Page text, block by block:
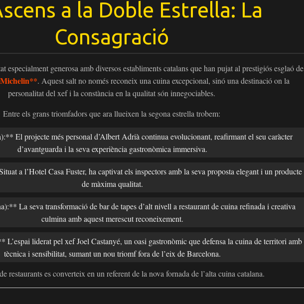
a la Doble Estrella: La
Consagració
especialment generosa amb diversos establiments catalans que han pujat al prestigiós esglaó de
. Aquest salt no només reconeix una cuina excepcional, sinó una destinació on la
personalitat del xef i la constància en la qualitat són innegociables.
Entre els grans triomfadors que ara llueixen la segona estrella trobem:
El projecte més personal d’Albert Adrià continua evolucionant, reafirmant el seu caràcter
d’avantguarda i la seva experiència gastronòmica immersiva.
a l’Hotel Casa Fuster, ha captivat els inspectors amb la seva proposta elegant i un producte
de màxima qualitat.
La seva transformació de bar de tapes d’alt nivell a restaurant de cuina refinada i creativa
culmina amb aquest merescut reconeixement.
liderat pel xef Joel Castanyé, un oasi gastronòmic que defensa la cuina de territori amb
tècnica i sensibilitat, sumant un nou triomf fora de l’eix de Barcelona.
restaurants es converteix en un referent de la nova fornada de l’alta cuina catalana.